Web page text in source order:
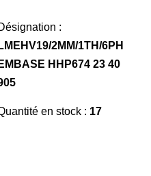
:
LMEHV19/2MM/1TH/6PH
EMBASE HHP674 23 40
en stock : 17